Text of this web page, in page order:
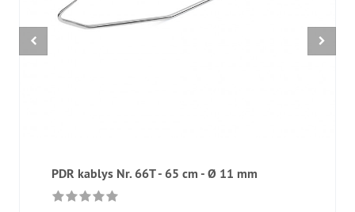
PDR kablys Nr. 66T - 65 cm - Ø 11 mm